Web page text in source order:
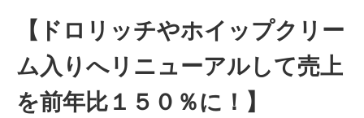
【ドロリッチやホイップクリー
ム入りへリニューアルして売上
を前年比１５０％に！】